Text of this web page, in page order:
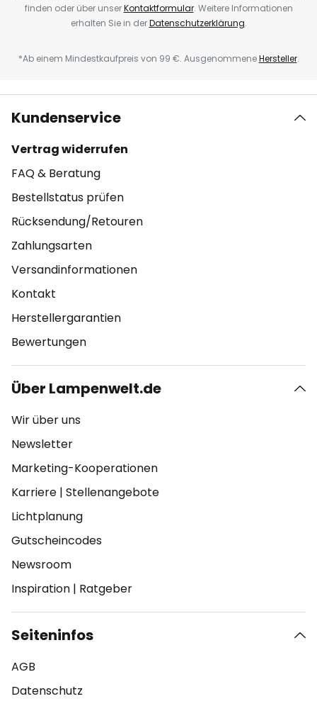
finden oder über unserKontaktformular. Weitere Informationen
erhalten Sie in derDatenschutzerklärung.
*Ab einem Mindestkaufpreis von 99 €. AusgenommeneHersteller.
Kundenservice
Vertrag widerrufen
FAQ & Beratung
Bestellstatus prüfen
Rücksendung/Retouren
Zahlungsarten
Versandinformationen
Kontakt
Herstellergarantien
Bewertungen
Über Lampenwelt.de
Wir über uns
Newsletter
Marketing-Kooperationen
Karriere | Stellenangebote
Lichtplanung
Gutscheincodes
Newsroom
Inspiration | Ratgeber
Seiteninfos
AGB
Datenschutz